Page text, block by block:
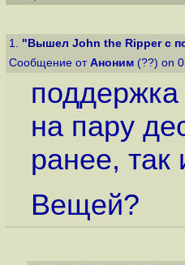
1. "Вышел John the Ripper с
Сообщение от Аноним (??) on
на пару
ранее, так
Вещей?